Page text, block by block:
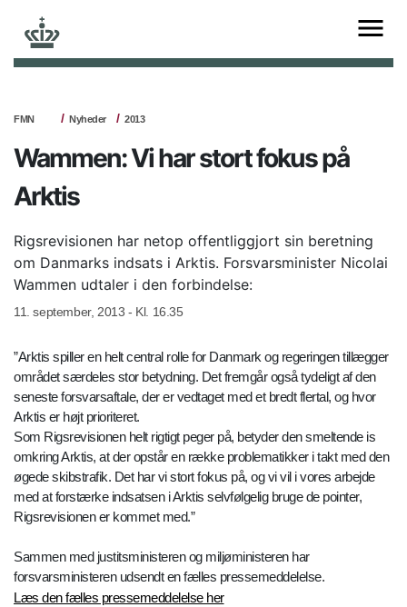
FMN Nyheder 2013
Wammen: Vi har stort fokus på
Arktis
Rigsrevisionen har netop offentliggjort sin beretning
om Danmarks indsats i Arktis. Forsvarsminister Nicolai
Wammen udtaler i den forbindelse:
11. september, 2013 - Kl. 16.35
”Arktis spiller en helt central rolle for Danmark og regeringen tillægger
området særdeles stor betydning. Det fremgår også tydeligt af den
seneste forsvarsaftale, der er vedtaget med et bredt flertal, og hvor
Arktis er højt prioriteret.
Som Rigsrevisionen helt rigtigt peger på, betyder den smeltende is
omkring Arktis, at der opstår en række problematikker i takt med den
øgede skibstrafik. Det har vi stort fokus på, og vi vil i vores arbejde
med at forstærke indsatsen i Arktis selvfølgelig bruge de pointer,
Rigsrevisionen er kommet med.”
Sammen med justitsministeren og miljøministeren har
forsvarsministeren udsendt en fælles pressemeddelelse.
Læs den fælles pressemeddelelse her